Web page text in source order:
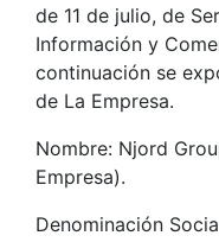
de 11 de julio, de
Información y
continuación se
de La Empresa.
Nombre: Njord
Empresa).
Denominación